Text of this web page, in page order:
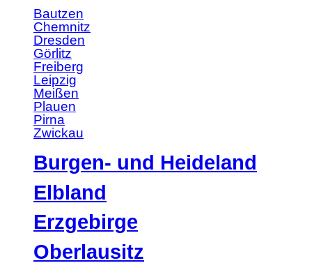
Bautzen
Chemnitz
Dresden
Görlitz
Freiberg
Leipzig
Meißen
Plauen
Pirna
Zwickau
Burgen- und Heideland
Elbland
Erzgebirge
Oberlausitz